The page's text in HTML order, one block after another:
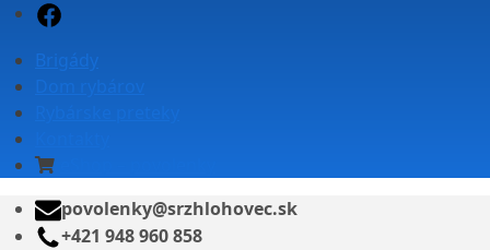
Skip
content
Facebook
Brigády
Dom rybárov
povolenky@srzhlohovec.sk
+421 948 960 858